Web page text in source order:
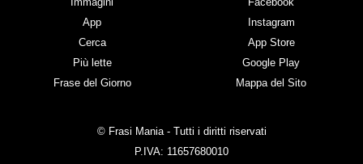
App
Cerca
Più lette
Frase del Giorno
Instagram
App Store
Google Play
Mappa del Sito
© Frasi Mania - Tutti i diritti riservati
P.IVA: 11657680010